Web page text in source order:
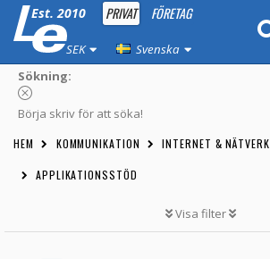
Est. 2010 PRIVAT FÖRETAG
SEK Svenska
Sökning:
Börja skriv för att söka!
HEM KOMMUNIKATION INTERNET & NÄTVERK
APPLIKATIONSSTÖD
Visa filter